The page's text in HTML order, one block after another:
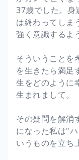
37歳でした。身
は終わってしま
強く意識するよ
そういうことを
を生きたら満足
生をどのように
生まれまして。
その疑問を解消
になった私は"
いうものを立ち